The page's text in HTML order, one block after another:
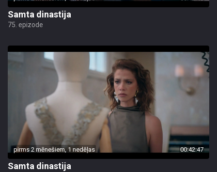
Samta dinastija
75. epizode
pirms 2 mēnešiem, 1 nedēļas 00:42:47
Samta dinastija